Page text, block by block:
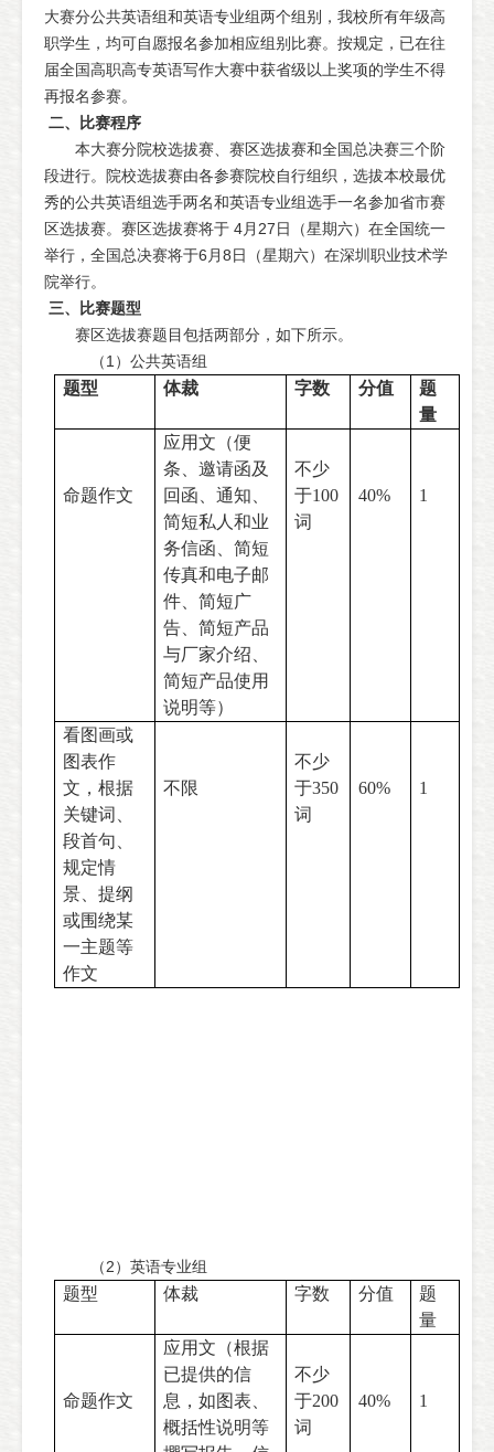
大赛分公共英语组和英语专业组两个组别，我校所有年级高
职学生，均可自愿报名参加相应组别比赛。按规定，已在往
届全国高职高专英语写作大赛中获省级以上奖项的学生不得
再报名参赛。
二、比赛程序
本大赛分院校选拔赛、赛区选拔赛和全国总决赛三个阶
段进行。院校选拔赛由各参赛院校自行组织，选拔本校最优
秀的公共英语组选手两名和英语专业组选手一名参加省市赛
区选拔赛。赛区选拔赛将于 4月27日（星期六）在全国统一
举行，全国总决赛将于6月8日（星期六）在深圳职业技术学
院举行。
三、比赛题型
赛区选拔赛题目包括两部分，如下所示。
（1）公共英语组
题型 体裁 字数 分值
题
量
命题作文
应用文（便
条、邀请函及
回函、通知、
简短私人和业
务信函、简短
传真和电子邮
件、简短广
告、简短产品
与厂家介绍、
简短产品使用
说明等）
不少
于100
词
40% 1
看图画或
图表作
文，根据
关键词、
段首句、
规定情
景、提纲
或围绕某
一主题等
作文
不限
不少
于350
词
60% 1
（2）英语专业组
题型 体裁 字数 分值
题
量
命题作文
应用文（根据
已提供的信
息，如图表、
概括性说明等
不少
于200
词
40% 1